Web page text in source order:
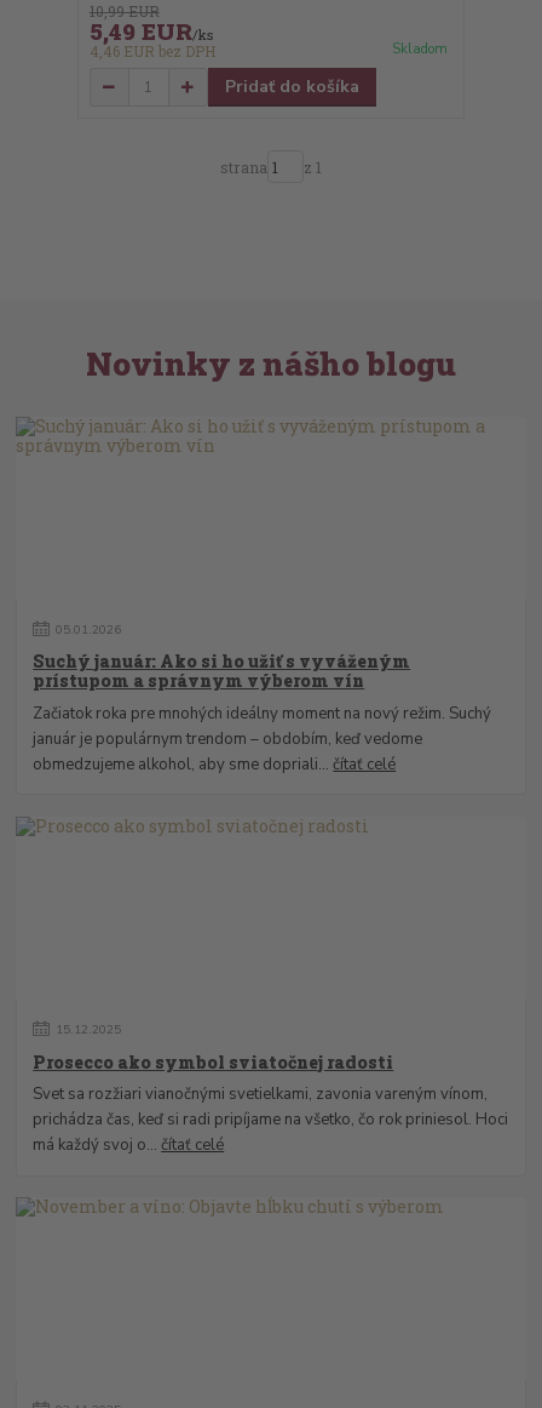
10,99 EUR
5,49 EUR/ks
4,46 EUR bez DPH Skladom
Pridať do košíka
strana z 1
Novinky z nášho blogu
05.01.2026
Suchý január: Ako si ho užiť s vyváženým
prístupom a správnym výberom vín
Začiatok roka pre mnohých ideálny moment na nový režim. Suchý
január je populárnym trendom – obdobím, keď vedome
obmedzujeme alkohol, aby sme dopriali...čítať celé
15. 12.2025
Prosecco ako symbol sviatočnej radosti
Svet sa rozžiari vianočnými svetielkami, zavonia vareným vínom,
prichádza čas, keď si radi pripíjame na všetko, čo rok priniesol. Hoci
má každý svoj o...čítať celé